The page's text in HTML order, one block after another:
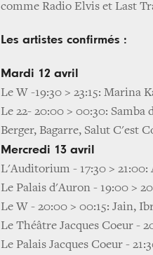
comme Radio Elvis et Last
Les artistes confirmés :
Mardi 12 avril
Le W -19:30 > 23:15: Marina
Le 22- 20:00 > 00:30:
Berger, Bagarre, Salut C'est
Mercredi 13 avril
L'Auditorium - 17:30 >
Le Palais d'Auron - 19:00 >
Le W - 20:00 > 00:15: Jain,
Le Théâtre Jacques Coeur -
Le Palais Jacques Coeur -